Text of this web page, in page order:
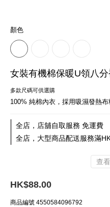
顏色
女裝有機棉保暖U領八分
多款尺碼可供選購
100% 純棉內衣，採用吸濕發熱
全店，店舖自取服務 免運費
全店，大型商品配送服務滿
查
HK$88.00
商品編號 4550584096792